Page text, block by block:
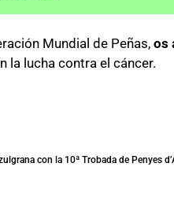
Mundial de Peñas, os
la lucha contra el cáncer.
con la 10ª Trobada de Penyes